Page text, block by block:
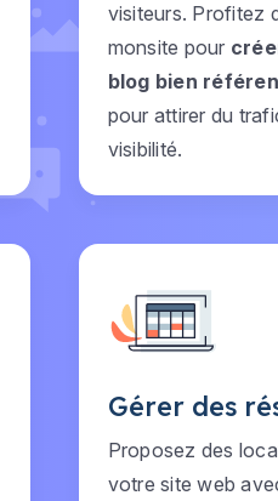
visiteurs. Profitez
monsite pour
blog bien
pour attirer du
visibilité.
Gérer des
Proposez des
votre site web